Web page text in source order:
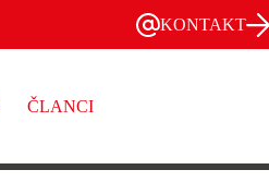
KONTAKT
ČLANCI